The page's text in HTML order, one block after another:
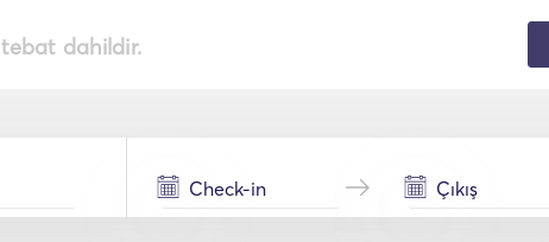
dahildir.